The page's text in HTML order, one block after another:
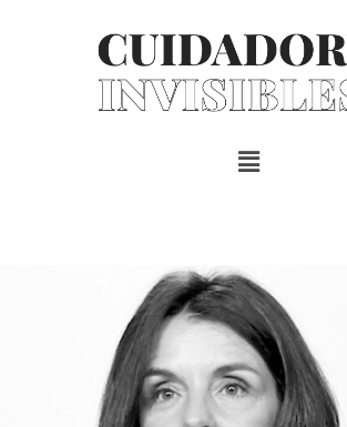
INICIO.